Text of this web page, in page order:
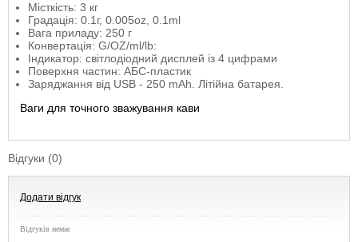
Місткість: 3 кг
Градація: 0.1г, 0.005oz, 0.1ml
Вага приладу: 250 г
Конвертація: G/OZ/ml/lb:
Індикатор: світлодіодний дисплей із 4 цифрами
Поверхня частин: АБС-пластик
Заряджання від USB - 250 mAh. Літійна батарея.
Ваги для точного зважування кави
Відгуки (0)
Додати відгук
Відгуків немає